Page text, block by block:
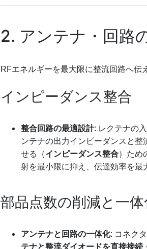
2. アンテナ・回路
RFエネルギーを最大限に整流回路へ伝
インピーダンス整合
整合回路の最適設計: レクテナの
ンテナの出力インピーダンスと
せる（インピーダンス整合）ため
射を最小限に抑え、伝達効率を最
部品点数の削減と一
アンテナと回路の一体化: コネク
テナと整流ダイオードを直接接続